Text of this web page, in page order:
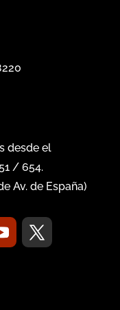
desde el
/ 654.
Av. de España)